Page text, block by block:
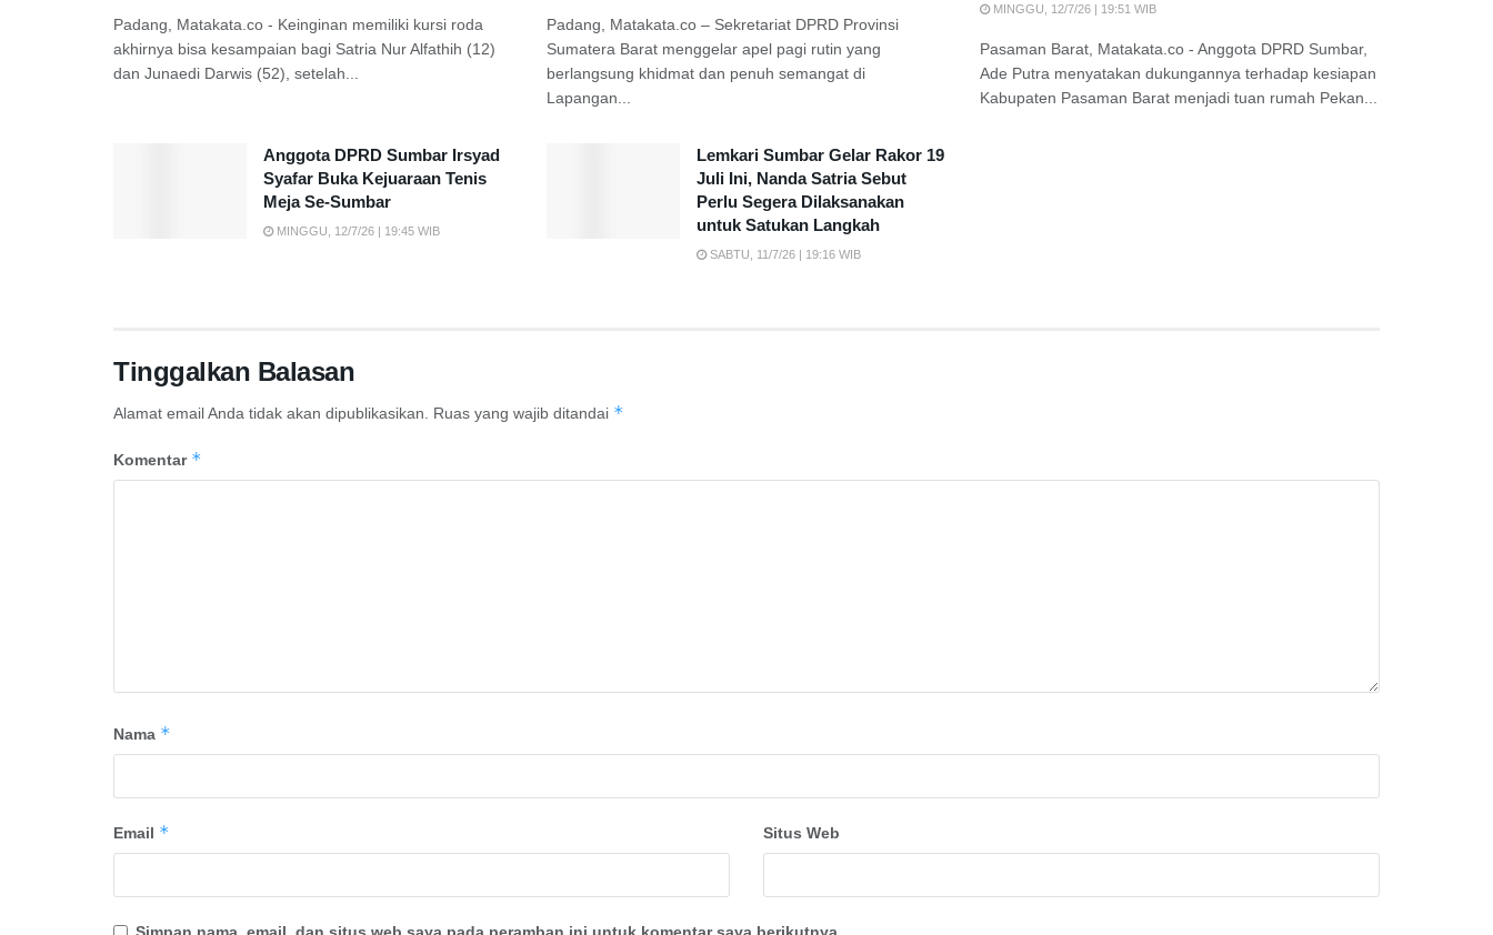
Padang, Matakata.co - Keinginan memiliki kursi roda
akhirnya bisa kesampaian bagi Satria Nur Alfathih (12)
dan Junaedi Darwis (52), setelah...
Padang, Matakata.co – Sekretariat DPRD Provinsi
Sumatera Barat menggelar apel pagi rutin yang
berlangsung khidmat dan penuh semangat di
Lapangan...
MINGGU, 12/7/26 | 19:51 WIB
Pasaman Barat, Matakata.co - Anggota DPRD Sumbar,
Ade Putra menyatakan dukungannya terhadap kesiapan
Kabupaten Pasaman Barat menjadi tuan rumah Pekan...
Anggota DPRD Sumbar Irsyad
Syafar Buka Kejuaraan Tenis
Meja Se-Sumbar
MINGGU, 12/7/26 | 19:45 WIB
Lemkari Sumbar Gelar Rakor 19
Juli Ini, Nanda Satria Sebut
Perlu Segera Dilaksanakan
untuk Satukan Langkah
SABTU, 11/7/26 | 19:16 WIB
Tinggalkan Balasan
Alamat email Anda tidak akan dipublikasikan. Ruas yang wajib ditandai *
Komentar *
Nama *
Email * Situs Web